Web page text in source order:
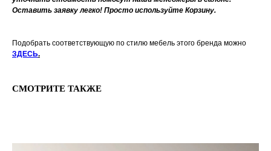
Оставить заявку легко! Просто используйте Корзину.
Подобрать соответствующую по стилю мебель этого бренда можно
ЗДЕСЬ.
СМОТРИТЕ ТАКЖЕ